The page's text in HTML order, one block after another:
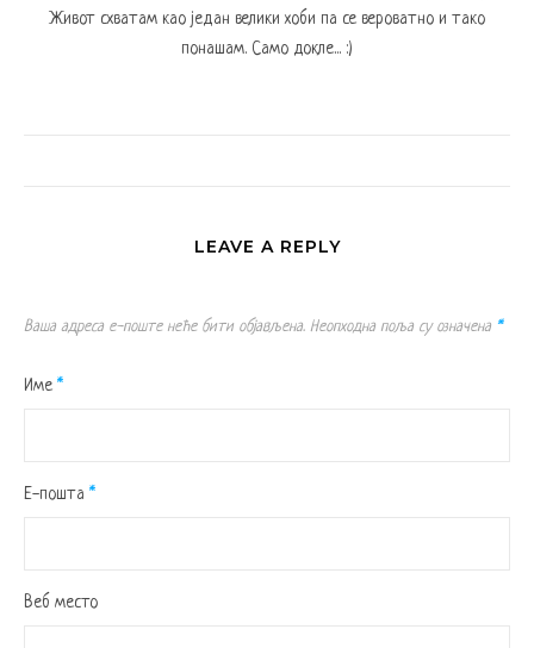
Живот схватам као један велики хоби па се вероватно и тако
понашам. Само докле... :)
LEAVE A REPLY
Ваша адреса е-поште неће бити објављена. Неопходна поља су означена *
Име *
Е-пошта *
Веб место